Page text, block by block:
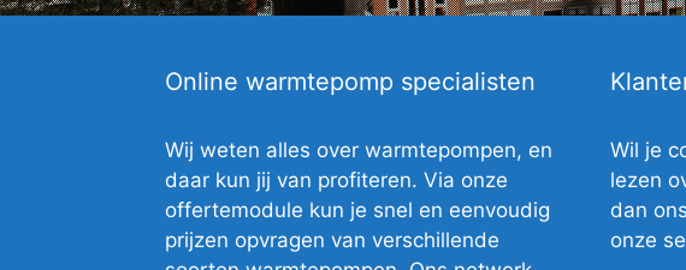
Online warmtepomp specialisten
Wij weten alles over warmtepompen, en
daar kun jij van profiteren. Via onze
offertemodule kun je snel en eenvoudig
prijzen opvragen van verschillende
Wil je
lezen
dan
onze